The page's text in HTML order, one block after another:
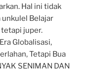
Hal ini tidak
Belajar
juper.
Globalisasi,
Tetapi Bua
SENIMAN DAN